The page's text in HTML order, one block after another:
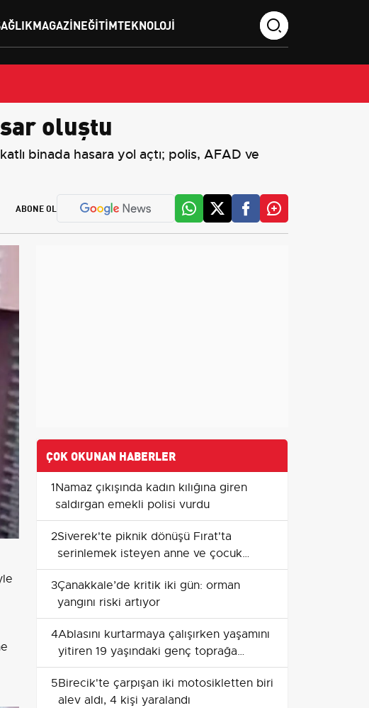
MAGAZINEĞITIMTEKNOLOJI
oluştu
binada hasara yol açtı; polis, AFAD ve
ABONE OL
ÇOK OKUNAN HABERLER
1Namaz çıkışında kadın kılığına giren
saldırgan emekli polisi vurdu
2Siverek'te piknik dönüşü Fırat'ta
serinlemek isteyen anne ve çocuk
yaşamını yitirdi
3Çanakkale’de kritik iki gün: orman
yangını riski artıyor
4Ablasını kurtarmaya çalışırken yaşamını
yitiren 19 yaşındaki genç toprağa
veriliyor
5Birecik'te çarpışan iki motosikletten biri
alev aldı, 4 kişi yaralandı